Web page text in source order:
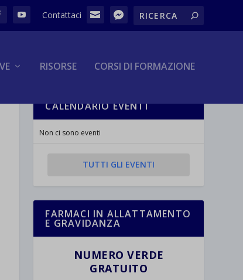
RISORSE CORSI DI FORMAZIONE
CALENDARIO EVENTI
Non ci sono eventi
TUTTI GLI EVENTI
FARMACI IN ALLATTAMENTO
E GRAVIDANZA
NUMERO VERDE
GRATUITO